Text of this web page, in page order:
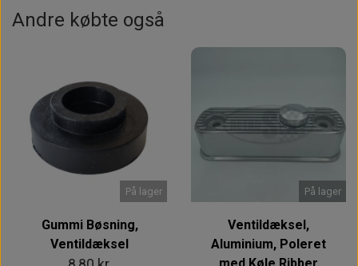
Andre købte også
På lager
Gummi Bøsning,
Ventildæksel
På lager
Ventildæksel,
Aluminium, Poleret